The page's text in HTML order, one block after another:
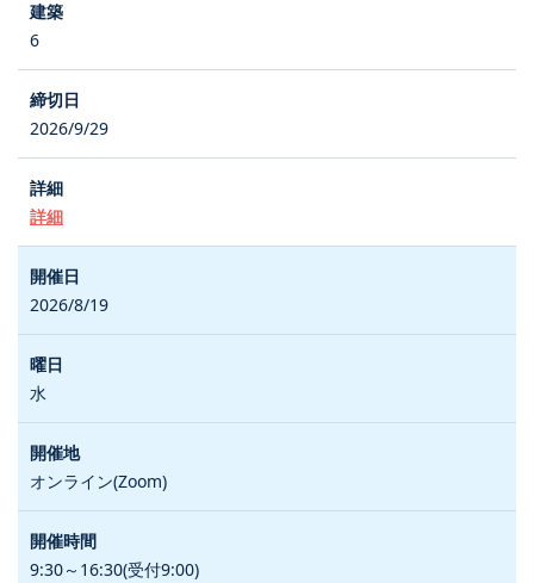
6
2026/9/29
詳細
2026/8/19
水
オンライン(Zoom)
9:30～16:30(受付9:00)